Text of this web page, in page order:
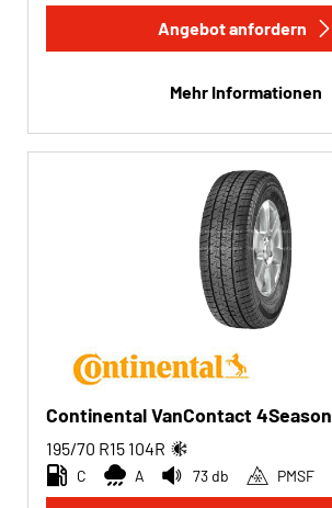
Angebot anfordern
Mehr Informationen
Continental VanContact 4Season
195/70 R15 104R
C A 73 db PMSF